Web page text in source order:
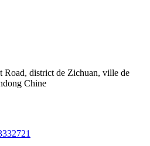
Road, district de Zichuan, ville de
Chine